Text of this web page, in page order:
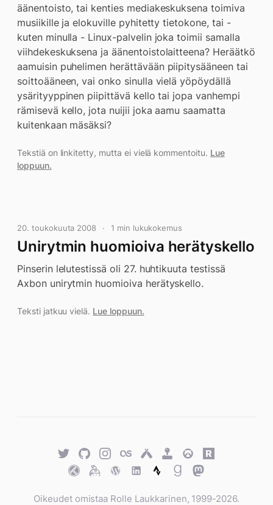
äänentoisto, tai kenties mediakeskuksena toimiva
musiikille ja elokuville pyhitetty tietokone, tai -
kuten minulla - Linux-palvelin joka toimii samalla
viihdekeskuksena ja äänentoistolaitteena? Heräätkö
aamuisin puhelimen herättävään piipitysääneen tai
soittoääneen, vai onko sinulla vielä yöpöydällä
ysärityyppinen piipittävä kello tai jopa vanhempi
rämisevä kello, jota nuijii joka aamu saamatta
kuitenkaan mäsäksi?
Tekstiä on linkitetty, mutta ei vielä kommentoitu. Lue
loppuun.
20. toukokuuta 2008 1 min lukukokemus
Unirytmin huomioiva herätyskello
Pinserin lelutestissä oli 27. huhtikuuta testissä
Axbon unirytmin huomioiva herätyskello.
Teksti jatkuu vielä. Lue loppuun.
TwitterGitHubTwitterLast.fmUntappd
Retro
Achievements
Overwatch
Rawg.io
TraktKeybaseWordPress
WordPress
StravaGoodreads
Mastodon
Oikeudet omistaa Rolle Laukkarinen, 1999-2026.